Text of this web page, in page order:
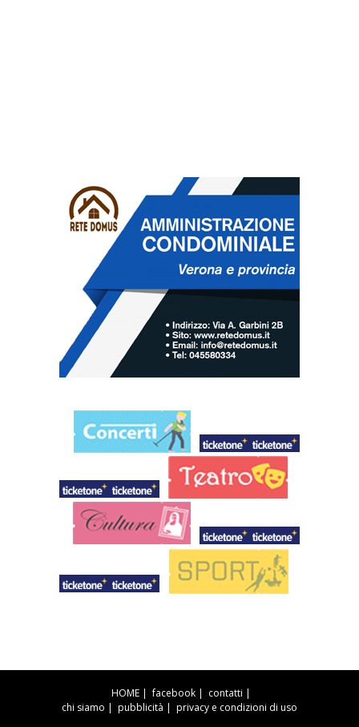
HOME | facebook | contatti |
chi siamo | pubblicità | privacy e condizioni di uso